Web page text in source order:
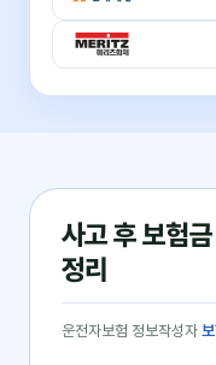
사고 후 보험
정리
운전자보험 정보작성자